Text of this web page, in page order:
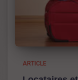
ARTICLE